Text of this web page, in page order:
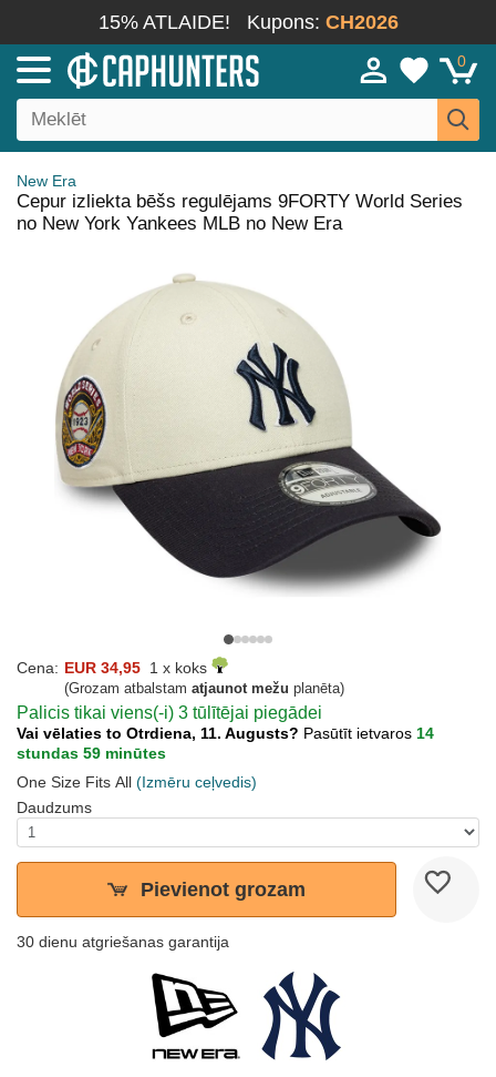
15% ATLAIDE! Kupons: CH2026
0
New Era
Cepur izliekta bēšs regulējams 9FORTY World Series
no New York Yankees MLB no New Era
Cena: EUR 34,95 1 x koks
(Grozam atbalstam atjaunot mežu planēta)
Palicis tikai viens(-i) 3 tūlītējai piegādei
Vai vēlaties to Otrdiena, 11. Augusts? Pasūtīt ietvaros 14
stundas 59 minūtes
One Size Fits All (Izmēru ceļvedis)
Daudzums
Pievienot grozam
30 dienu atgriešanas garantija